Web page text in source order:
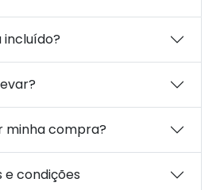
incluído?
minha compra?
e condições